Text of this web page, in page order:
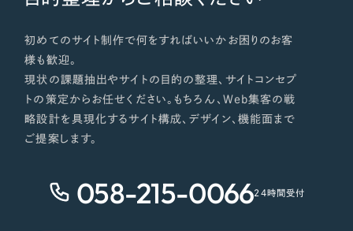
初めてのサイト制作で何をすればいいかお困りのお客
様も歓迎。
現状の課題抽出やサイトの目的の整理、サイトコンセプ
トの策定からお任せください。もちろん、Web集客の戦
略設計を具現化するサイト構成、デザイン、機能面まで
ご提案します。
058-215-006624時間受付